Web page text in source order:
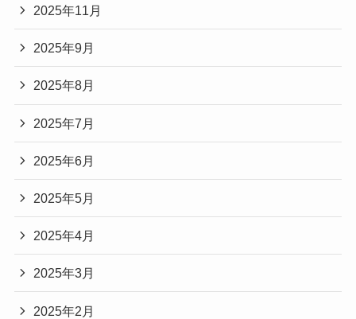
2025年11月
2025年9月
2025年8月
2025年7月
2025年6月
2025年5月
2025年4月
2025年3月
2025年2月